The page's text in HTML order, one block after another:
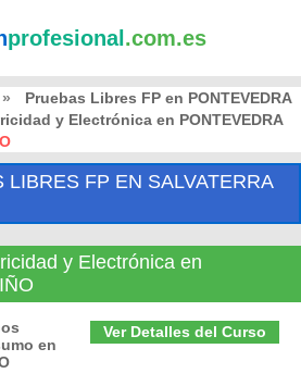
profesional .com.es
»
Pruebas Libres FP en PONTEVEDRA
y Electrónica en PONTEVEDRA
LIBRES FP EN SALVATERRA
y Electrónica en
Ver Detalles del Curso
en